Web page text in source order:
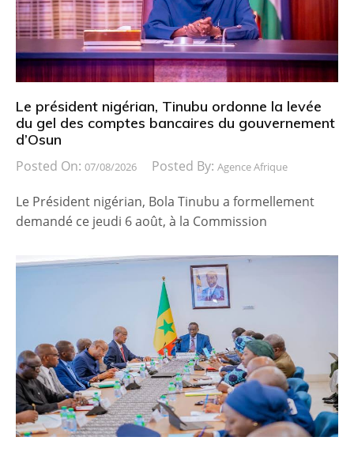
Le président nigérian, Tinubu ordonne la levée
du gel des comptes bancaires du gouvernement
d’Osun
Posted On: 07/08/2026 Posted By: Agence Afrique
Le Président nigérian, Bola Tinubu a formellement
demandé ce jeudi 6 août, à la Commission